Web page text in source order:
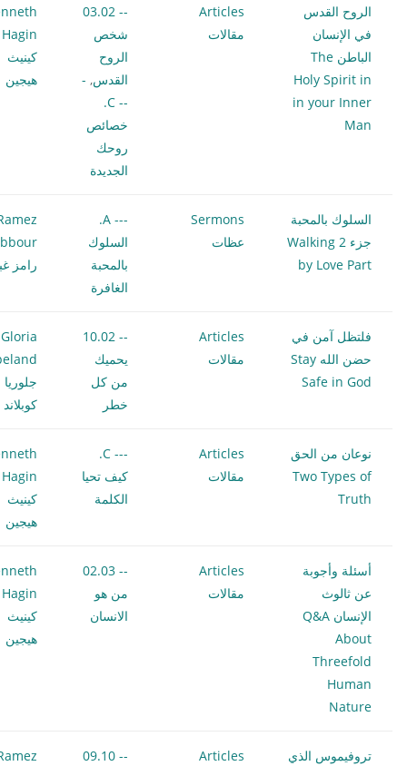
الروح القدس
في الإنسان
الباطن The
Holy Spirit in
in your Inner
Man
Articles
مقالات
-- 03.02
شخص
الروح
القدس,
-
-- C.
خصائص
روحك
الجديدة
كينيث
هيجين
السلوك بالمحبة
جزء 2 Walking
by Love Part
Sermons
عظات
--- A.
السلوك
بالمحبة
الغافرة
رامز
فلتظل آمن في
حضن الله Stay
Safe in God
Articles
مقالات
-- 10.02
يحميك
من كل
خطر
Gloria
جلوريا
كوبلاند
نوعان من الحق
Two Types of
Truth
Articles
مقالات
--- C.
كيف تحيا
الكلمة
كينيث
هيجين
أسئلة وأجوبة
عن ثالوث
الإنسان Q&A
About
Threefold
Human
Nature
Articles
مقالات
-- 02.03
من هو
الانسان
كينيث
هيجين
تروفيموس الذي
Articles
-- 09.10